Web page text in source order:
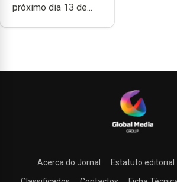
próximo dia 13 de...
Acerca do Jornal Estatuto editorial